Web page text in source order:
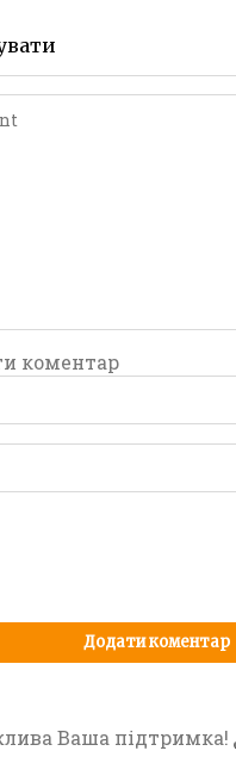
коментар
Ваша підтримка!